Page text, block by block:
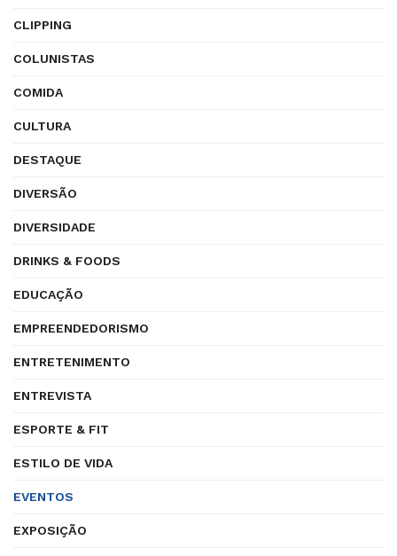
CLIPPING
COLUNISTAS
COMIDA
CULTURA
DESTAQUE
DIVERSÃO
DIVERSIDADE
DRINKS & FOODS
EDUCAÇÃO
EMPREENDEDORISMO
ENTRETENIMENTO
ENTREVISTA
ESPORTE & FIT
ESTILO DE VIDA
EVENTOS
EXPOSIÇÃO